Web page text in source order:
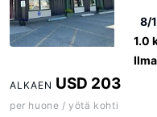
8/
1.0
ALKAEN USD 203
per huone / yötä kohti